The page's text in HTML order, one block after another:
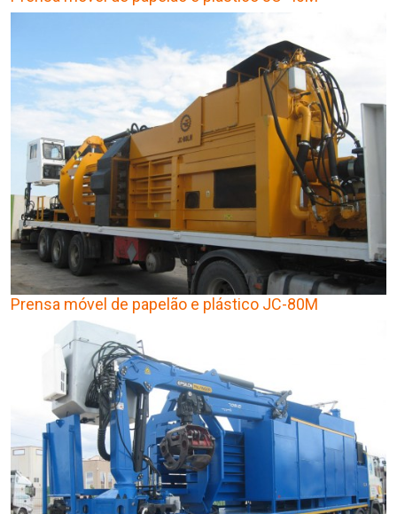
Prensa móvel de papelão e plástico JC-80M